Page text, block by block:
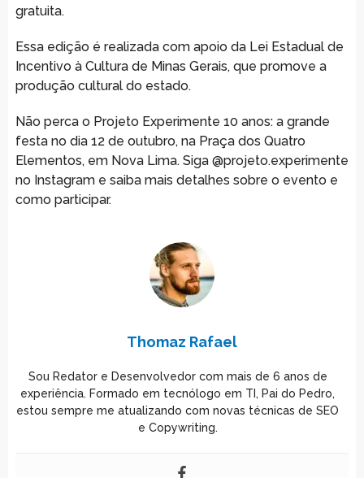
gratuita.
Essa edição é realizada com apoio da Lei Estadual de
Incentivo à Cultura de Minas Gerais, que promove a
produção cultural do estado.
Não perca o Projeto Experimente 10 anos: a grande
festa no dia 12 de outubro, na Praça dos Quatro
Elementos, em Nova Lima. Siga @projeto.experimente
no Instagram e saiba mais detalhes sobre o evento e
como participar.
Thomaz Rafael
Sou Redator e Desenvolvedor com mais de 6 anos de
experiência. Formado em tecnólogo em TI, Pai do Pedro,
estou sempre me atualizando com novas técnicas de SEO
e Copywriting.